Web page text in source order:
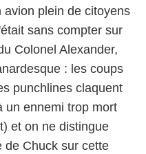
avion plein de citoyens
sans compter sur
Colonel Alexander,
: les coups
punchlines claquent
un ennemi trop mort
et on ne distingue
de Chuck sur cette